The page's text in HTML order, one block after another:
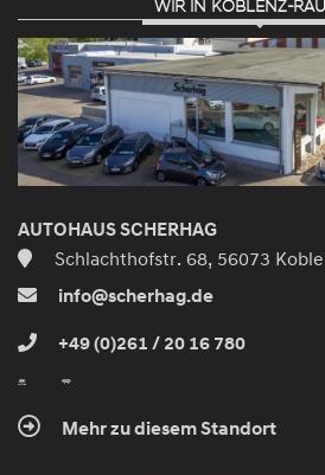
Zustimmen
und
aktivieren
WIR IN KOBLENZ-
AUTOHAUS SCHERHAG
Schlachthofstr. 68, 56073
info@scherhag.de
+49 (0)261 / 20 16 780
Mehr zu diesem Standort